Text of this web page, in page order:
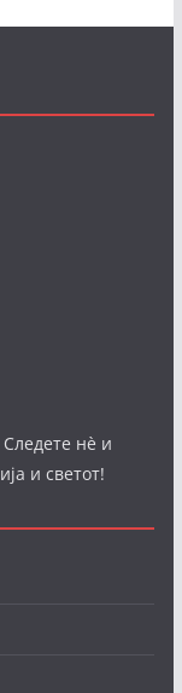
нè и
и светот!